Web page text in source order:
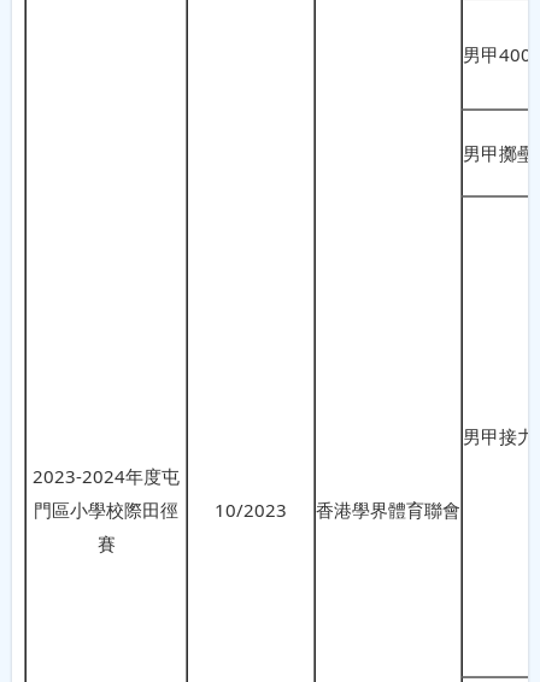
2023-2024年度屯
門區小學校際田徑
賽
10/2023 香港學界體育聯會
男甲400
男甲擲
男甲接